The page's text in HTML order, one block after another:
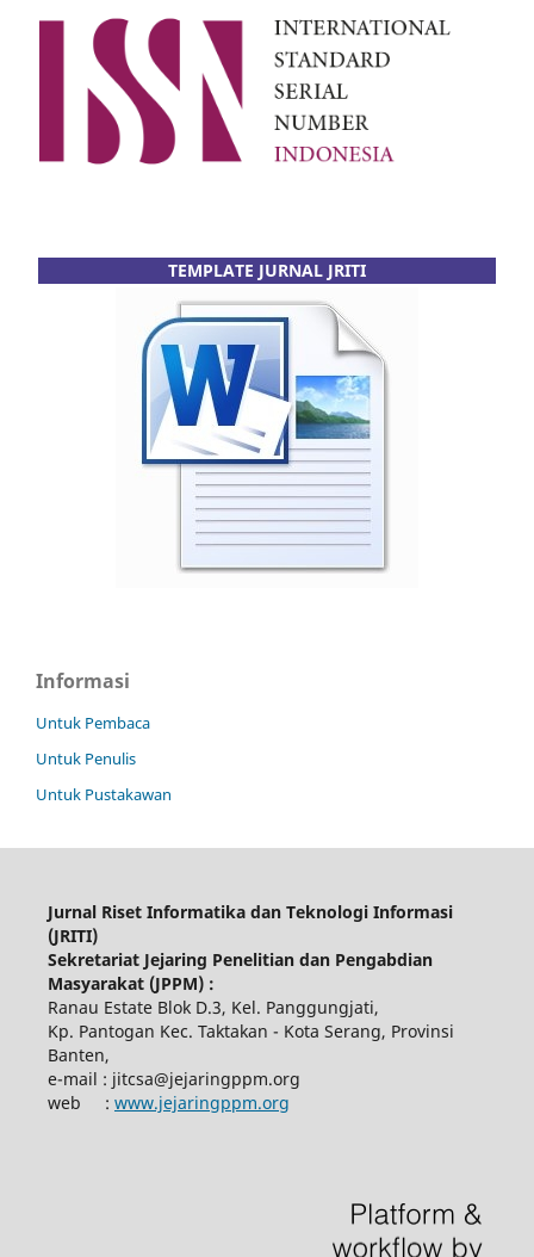
TEMPLATE JURNAL JRITI
Informasi
Untuk Pembaca
Untuk Penulis
Untuk Pustakawan
Jurnal Riset Informatika dan Teknologi Informasi
(JRITI)
Sekretariat Jejaring Penelitian dan Pengabdian
Masyarakat (JPPM) :
Ranau Estate Blok D.3, Kel. Panggungjati,
Kp. Pantogan Kec. Taktakan - Kota Serang, Provinsi
Banten,
e-mail : jitcsa@jejaringppm.org
web : www.jejaringppm.org